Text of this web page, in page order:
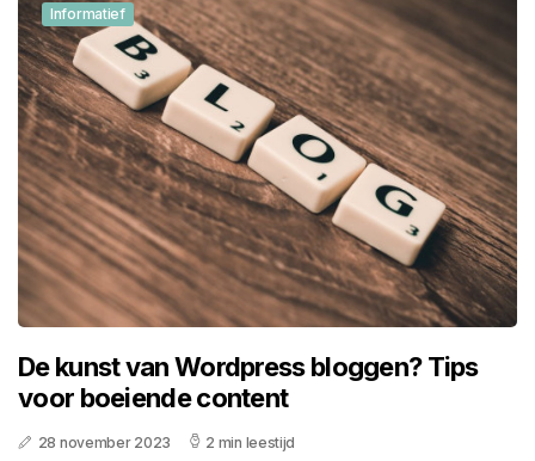
Informatief
De kunst van Wordpress bloggen? Tips
voor boeiende content
28 november 2023 2 min leestijd